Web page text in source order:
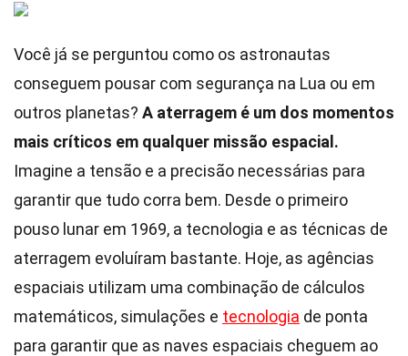
Você já se perguntou como os astronautas
conseguem pousar com segurança na Lua ou em
outros planetas? A aterragem é um dos momentos
mais críticos em qualquer missão espacial.
Imagine a tensão e a precisão necessárias para
garantir que tudo corra bem. Desde o primeiro
pouso lunar em 1969, a tecnologia e as técnicas de
aterragem evoluíram bastante. Hoje, as agências
espaciais utilizam uma combinação de cálculos
matemáticos, simulações e tecnologia de ponta
para garantir que as naves espaciais cheguem ao